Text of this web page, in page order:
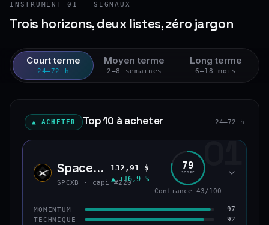
INSTRUMENT 01 — SIGNAUX
Trois horizons, deux listes, zéro jargon
Court terme
24–72 h
Moyen terme
2–8 semaines
Long terme
6–18 mois
▲ ACHETER Top 10 à acheter 24–72 h
01
SPCX SpaceX (bStocks Tokenized Stock)
SPCXB · capi #220
132,91 $
▲ +16,9 %
79
SCORE
Confiance 43/100
MOMENTUM 97
TECHNIQUE 92